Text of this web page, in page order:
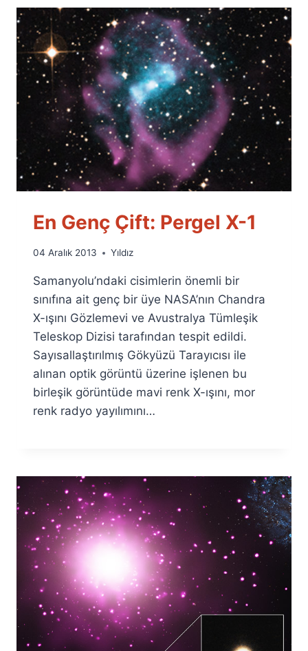
En Genç Çift: Pergel X-1
By
Fuat
Özyar
04 Aralık 2013 Yıldız
Samanyolu’ndaki cisimlerin önemli bir
sınıfına ait genç bir üye NASA’nın Chandra
X-ışını Gözlemevi ve Avustralya Tümleşik
Teleskop Dizisi tarafından tespit edildi.
Sayısallaştırılmış Gökyüzü Tarayıcısı ile
alınan optik görüntü üzerine işlenen bu
birleşik görüntüde mavi renk X-ışını, mor
renk radyo yayılımını…